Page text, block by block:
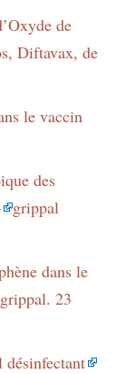
de
Diftavax, de
le vaccin
des
grippal
dans le
23
désinfectant